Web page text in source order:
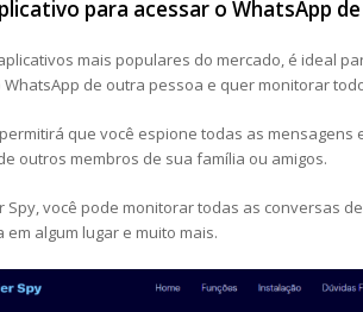
para acessar o WhatsApp
mais populares do mercado, é ideal
de outra pessoa e quer monitorar
que você espione todas as
outros membros de sua família ou amigos.
Spy, você pode monitorar todas as conversas
em algum lugar e muito mais.